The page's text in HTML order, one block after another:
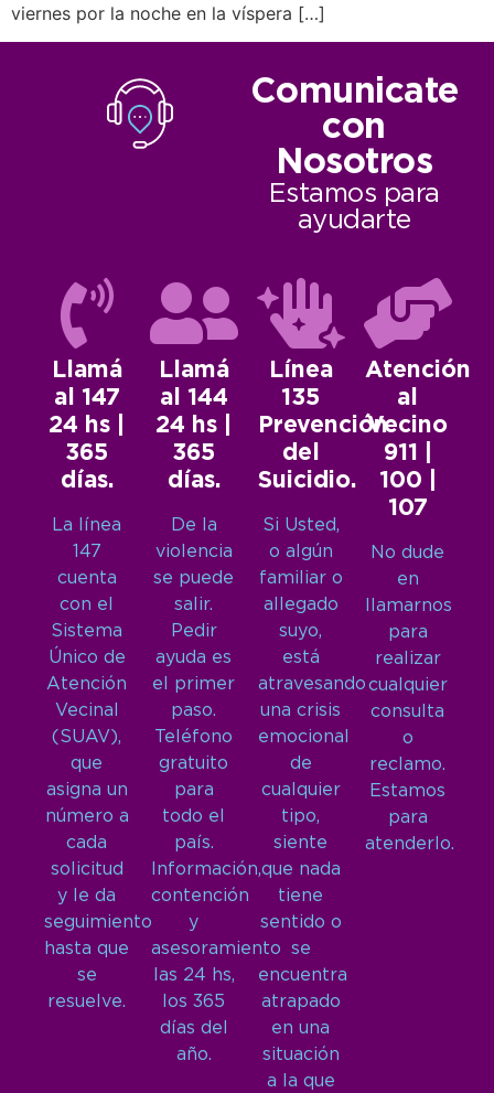
viernes por la noche en la víspera […]
Comunicate
con
Nosotros
Estamos para
ayudarte
Llamá
al 147
24 hs |
365
días.
La línea
147
cuenta
con el
Sistema
Único de
Atención
Vecinal
(SUAV),
que
asigna un
número a
cada
solicitud
y le da
seguimiento
hasta que
se
resuelve.
Llamá
al 144
24 hs |
365
días.
De la
violencia
se puede
salir.
Pedir
ayuda es
el primer
paso.
Teléfono
gratuito
para
todo el
país.
Información,
contención
y
asesoramiento
las 24 hs,
los 365
días del
año.
Línea
135
Prevención
del
Suicidio.
Si Usted,
o algún
familiar o
allegado
suyo,
está
atravesando
una crisis
emocional
de
cualquier
tipo,
siente
que nada
tiene
sentido o
se
encuentra
atrapado
en una
situación
a la que
Atención
al
Vecino
911 |
100 |
107
No dude
en
llamarnos
para
realizar
cualquier
consulta
o
reclamo.
Estamos
para
atenderlo.